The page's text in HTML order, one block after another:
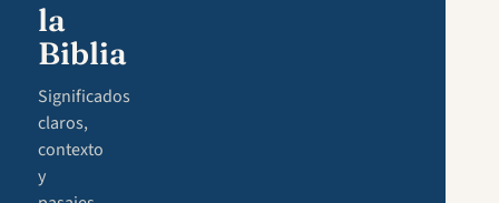
la
Biblia
Significados
claros,
contexto
y